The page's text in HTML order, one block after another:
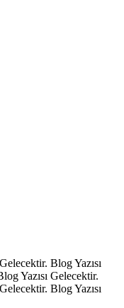
Blog Yazısı
Yazısı Gelecektir.
Blog Yazısı